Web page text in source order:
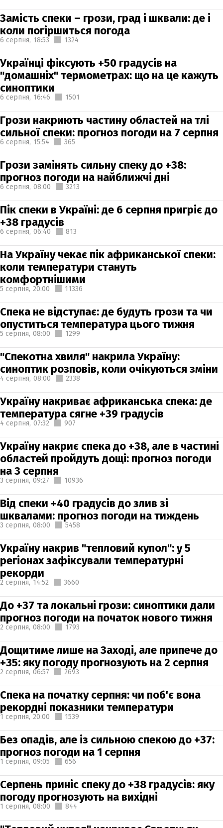
Замість спеки – грози, град і шквали: де і
коли погіршиться погода
6 серпня, 18:53 1324
Українці фіксують +50 градусів на
"домашніх" термометрах: що на це кажуть
синоптики
6 серпня, 16:46 1501
Грози накриють частину областей на тлі
сильної спеки: прогноз погоди на 7 серпня
6 серпня, 15:54 365
Грози замінять сильну спеку до +38:
прогноз погоди на найближчі дні
6 серпня, 08:00 3213
Пік спеки в Україні: де 6 серпня пригріє до
+38 градусів
6 серпня, 06:40 813
На Україну чекає пік африканської спеки:
коли температури стануть
комфортнішими
5 серпня, 20:00 11336
Спека не відступає: де будуть грози та чи
опуститься температура цього тижня
5 серпня, 08:00 1299
"Спекотна хвиля" накрила Україну:
синоптик розповів, коли очікуються зміни
4 серпня, 08:00 2338
Україну накриває африканська спека: де
температура сягне +39 градусів
4 серпня, 07:32 907
Україну накриє спека до +38, але в частині
областей пройдуть дощі: прогноз погоди
на 3 серпня
3 серпня, 09:27 10936
Від спеки +40 градусів до злив зі
шквалами: прогноз погоди на тиждень
3 серпня, 08:00 5458
Україну накрив "тепловий купол": у 5
регіонах зафіксували температурні
рекорди
2 серпня, 14:52 3660
До +37 та локальні грози: синоптики дали
прогноз погоди на початок нового тижня
2 серпня, 08:00 1793
Дощитиме лише на Заході, але припече до
+35: яку погоду прогнозують на 2 серпня
2 серпня, 06:57 2693
Спека на початку серпня: чи поб'є вона
рекордні показники температури
1 серпня, 20:00 1539
Без опадів, але із сильною спекою до +37:
прогноз погоди на 1 серпня
1 серпня, 09:05 656
Серпень приніс спеку до +38 градусів: яку
погоду прогнозують на вихідні
1 серпня, 08:00 844